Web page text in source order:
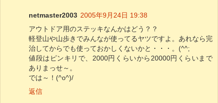
netmaster2003 2005年9月24日 19:38
アウトドア用のステッキなんかはどう？？
軽登山や山歩きでみんなが使ってるヤツですよ。あれなら完
治してからでも使っておかしくないかと・・・。(^^;
値段はピンキリで、2000円くらいから20000円くらいまで
ありまっせ～。
では～！(^o^)/
返信